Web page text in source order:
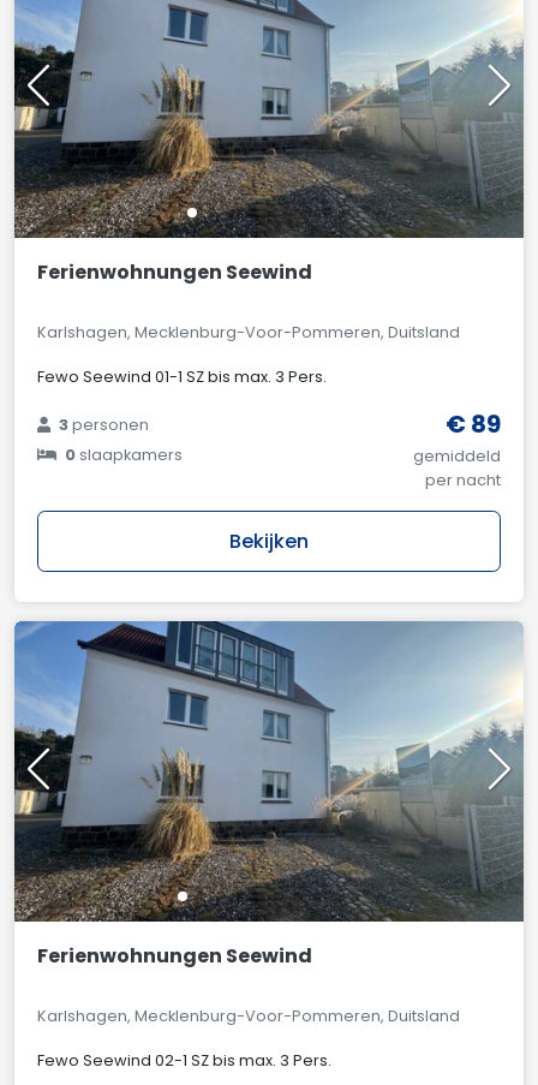
Ferienwohnungen Seewind
Karlshagen, Mecklenburg-Voor-Pommeren, Duitsland
Fewo Seewind 01-1 SZ bis max. 3 Pers.
3personen
0slaapkamers
€ 89
gemiddeld
per nacht
Bekijken
Ferienwohnungen Seewind
Karlshagen, Mecklenburg-Voor-Pommeren, Duitsland
Fewo Seewind 02-1 SZ bis max. 3 Pers.